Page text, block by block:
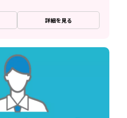
詳細を見る